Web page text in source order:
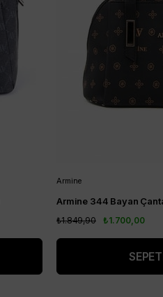
Armine
Armine 344 Bayan
₺1.700,00
₺1.849,90